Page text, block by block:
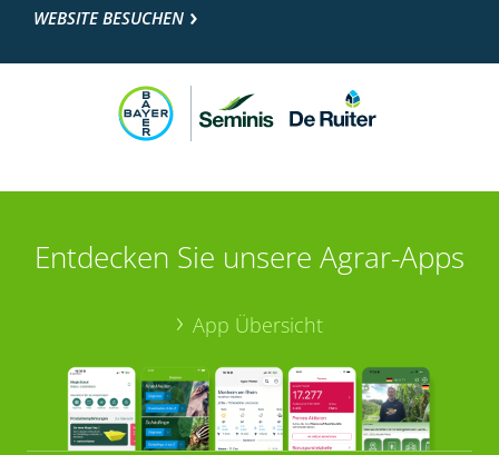
WEBSITE BESUCHEN
Entdecken Sie unsere Agrar-Apps
App Übersicht